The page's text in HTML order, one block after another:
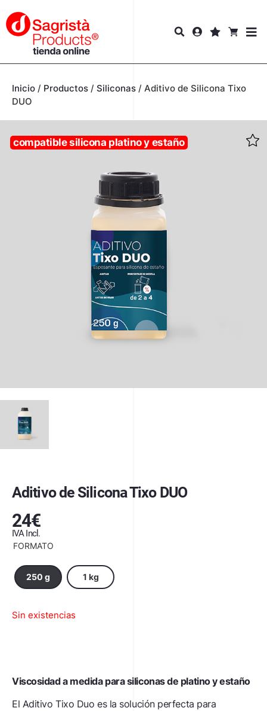
Inicio / Productos / Siliconas / Aditivo de Silicona Tixo
DUO
compatible silicona platino y estaño
Aditivo de Silicona Tixo DUO
24€
IVA Incl.
FORMATO
250 g 1 kg
Sin existencias
Viscosidad a medida para siliconas de platino y estaño
El Aditivo Tixo Duo es la solución perfecta para